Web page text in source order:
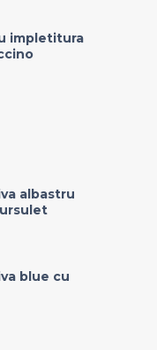
impletitura
albastru
blue cu